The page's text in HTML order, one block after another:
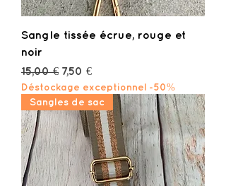
Sangle tissée écrue, rouge et
noir
Prix original
15,00 € Prix promotionnel
7,50 €
Déstockage exceptionnel -50%
Sangles de sac